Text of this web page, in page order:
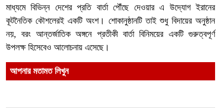
মাধ্যমে বিভিন্ন দেশের প্রতি বার্তা পৌঁছে দেওয়ার এ উদ্যোগ ইরানের
কূটনৈতিক কৌশলেরই একটি অংশ। শোকানুষ্ঠানটি তাই শুধু বিদায়ের অনুষ্ঠান
নয়, বরং আন্তর্জাতিক অঙ্গনে প্রতীকী বার্তা বিনিময়ের একটি গুরুত্বপূর্ণ
উপলক্ষ হিসেবেও আলোচনায় এসেছে।
আপনার মতামত লিখুন